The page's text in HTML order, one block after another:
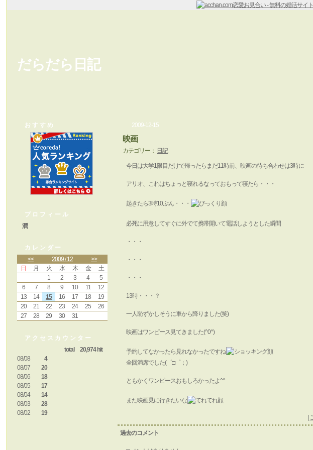
だらだら日記
おすすめ
プロフィール
潤
カレンダー
<<
2009 / 12
>>
日
月 火 水 木 金
土
1
2 3 4
5
6
7 8 9 10 11
12
13
14 15 16 17 18
19
20
21 22 23 24 25
26
27
28 29 30 31
アクセスカウンター
total 20,974 hit
08/08
4
08/07
20
08/06
18
08/05
17
08/04
14
08/03
28
08/02
19
2009-12-15
映画
カテゴリー： 日記
今日は大学1限目だけで帰ったらまだ11時前、映画の待ち合わせは3時に
アリオ、これはちょっと寝れるなっておもって寝たら・・・
起きたら3時10ぷん・・・
必死に用意してすぐに外でて携帯開いて電話しようとした瞬間
・・・
・・・
・・・
13時・・・？
一人恥ずかしそうに車から降りました(笑)
映画はワンピース見てきました(^0^)
予約してなかったら見れなかったですね
全回満席でした(゜□゜；)
ともかくワンピースおもしろかったよ^^
また映画見に行きたいな
過去のコメント